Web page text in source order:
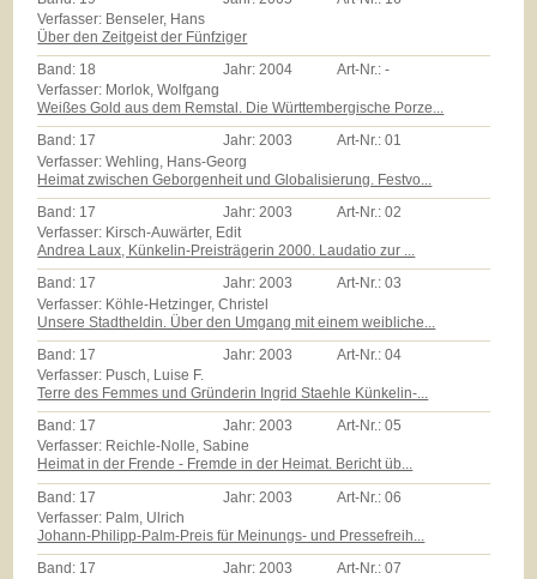
Verfasser: Benseler, Hans
Über den Zeitgeist der Fünfziger
Band: 18 Jahr:2004 Art-Nr.:-
Verfasser: Morlok, Wolfgang
Weißes Gold aus dem Remstal. Die Württembergische Porze...
Band: 17 Jahr:2003 Art-Nr.:01
Verfasser: Wehling, Hans-Georg
Heimat zwischen Geborgenheit und Globalisierung. Festvo...
Band: 17 Jahr:2003 Art-Nr.:02
Verfasser: Kirsch-Auwärter, Edit
Andrea Laux, Künkelin-Preisträgerin 2000. Laudatio zur ...
Band: 17 Jahr:2003 Art-Nr.:03
Verfasser: Köhle-Hetzinger, Christel
Unsere Stadtheldin. Über den Umgang mit einem weibliche...
Band: 17 Jahr: 2003 Art-Nr.:04
Verfasser: Pusch, Luise F.
Terre des Femmes und Gründerin Ingrid Staehle Künkelin-...
Band: 17 Jahr:2003 Art-Nr.:05
Verfasser: Reichle-Nolle, Sabine
Heimat in der Frende - Fremde in der Heimat. Bericht üb...
Band: 17 Jahr: 2003 Art-Nr.:06
Verfasser: Palm, Ulrich
Johann-Philipp-Palm-Preis für Meinungs- und Pressefreih...
Band: 17 Jahr:2003 Art-Nr.:07